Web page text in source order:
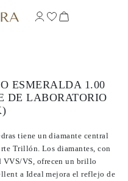
ESMERALDA 1.00
DE LABORATORIO
tiene un diamante central
Trillón. Los diamantes, con
VVS/VS, ofrecen un brillo
a Ideal mejora el reflejo de